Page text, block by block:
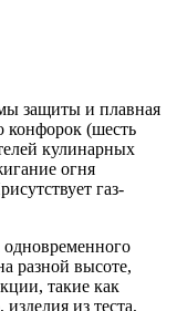
защиты и плавная
конфорок (шесть
кулинарных
огня
газ-
одновременного
разной высоте,
такие как
из теста,